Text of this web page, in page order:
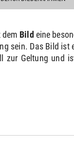
dem Bild eine
sein. Das Bild ist
zur Geltung und